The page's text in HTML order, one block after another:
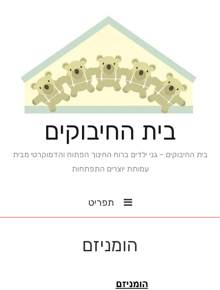
בית החיבוקים
בית החיבוקים – גני ילדים ברוח החינוך הפתוח והדמוקרטי מבית
עמותת יוצרים התפתחות
תפריט
הומניזם